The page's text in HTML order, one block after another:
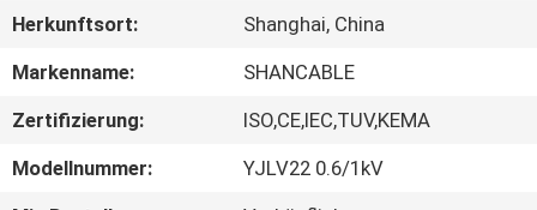
VR
SHOW
ÜBER
UNS
Herkunftsort:
Shanghai, China
Markenname:
SHANCABLE
Zertifizierung:
ISO,CE,IEC,TUV,KEMA
Modellnummer:
YJLV22 0.6/1kV